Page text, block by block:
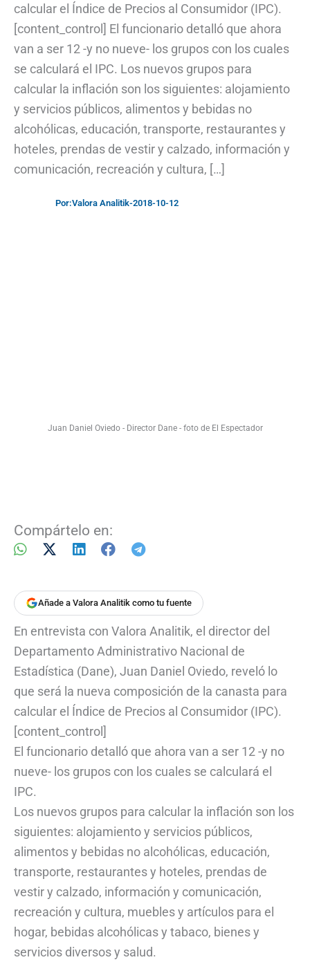
calcular el Índice de Precios al Consumidor (IPC).
[content_control] El funcionario detalló que ahora
van a ser 12 -y no nueve- los grupos con los cuales
se calculará el IPC. Los nuevos grupos para
calcular la inflación son los siguientes: alojamiento
y servicios públicos, alimentos y bebidas no
alcohólicas, educación, transporte, restaurantes y
hoteles, prendas de vestir y calzado, información y
comunicación, recreación y cultura, […]
Por:Valora Analitik-2018-10-12
Juan Daniel Oviedo - Director Dane - foto de El Espectador
Compártelo en:
Añade a Valora Analitik como tu fuente
En entrevista con Valora Analitik, el director del
Departamento Administrativo Nacional de
Estadística (Dane), Juan Daniel Oviedo, reveló lo
que será la nueva composición de la canasta para
calcular el Índice de Precios al Consumidor (IPC).
[content_control]
El funcionario detalló que ahora van a ser 12 -y no
nueve- los grupos con los cuales se calculará el
IPC.
Los nuevos grupos para calcular la inflación son los
siguientes: alojamiento y servicios públicos,
alimentos y bebidas no alcohólicas, educación,
transporte, restaurantes y hoteles, prendas de
vestir y calzado, información y comunicación,
recreación y cultura, muebles y artículos para el
hogar, bebidas alcohólicas y tabaco, bienes y
servicios diversos y salud.